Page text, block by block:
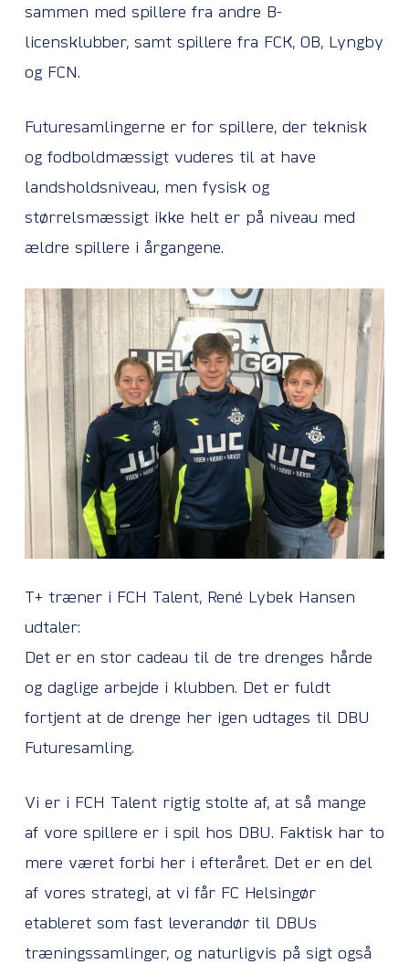
sammen med spillere fra andre B-
licensklubber, samt spillere fra FCK, OB, Lyngby
og FCN.
Futuresamlingerne er for spillere, der teknisk
og fodboldmæssigt vuderes til at have
landsholdsniveau, men fysisk og
størrelsmæssigt ikke helt er på niveau med
ældre spillere i årgangene.
T+ træner i FCH Talent, René Lybek Hansen
udtaler:
Det er en stor cadeau til de tre drenges hårde
og daglige arbejde i klubben. Det er fuldt
fortjent at de drenge her igen udtages til DBU
Futuresamling.
Vi er i FCH Talent rigtig stolte af, at så mange
af vore spillere er i spil hos DBU. Faktisk har to
mere været forbi her i efteråret. Det er en del
af vores strategi, at vi får FC Helsingør
etableret som fast leverandør til DBUs
træningssamlinger, og naturligvis på sigt også